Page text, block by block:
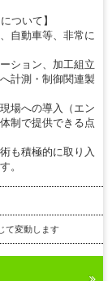
ついて】
自動車等、非常に
ション、加工組立
計測・制御関連製
場への導入（エン
制で提供できる点
も積極的に取り入
。
て変動します